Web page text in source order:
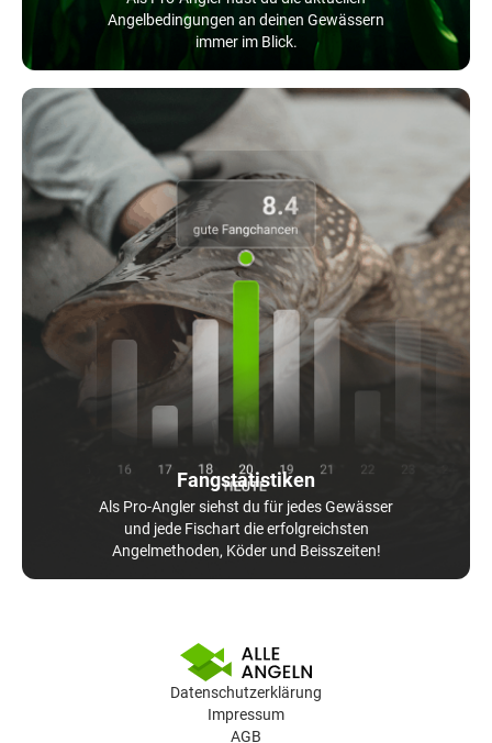
Angelbedingungen an deinen Gewässern
immer im Blick.
Fangstatistiken
Als Pro-Angler siehst du für jedes Gewässer
und jede Fischart die erfolgreichsten
Angelmethoden, Köder und Beisszeiten!
Datenschutzerklärung
Impressum
AGB